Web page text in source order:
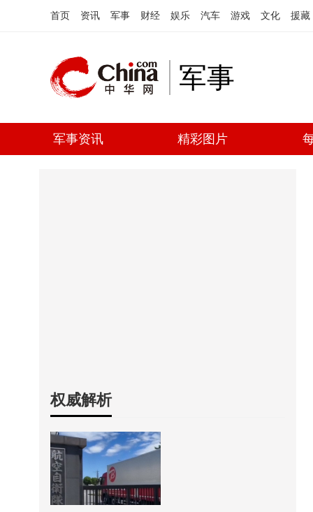
首页 资讯 军事 财经 娱乐 汽车 游戏 文化 援藏
军事
军事资讯 精彩图片
权威解析